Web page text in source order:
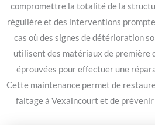
compromettre la totalité de la
régulière et des interventions
cas où des signes de détérioration
utilisent des matériaux de première
éprouvées pour effectuer une
Cette maintenance permet de
faitage à Vexaincourt et de prévenir